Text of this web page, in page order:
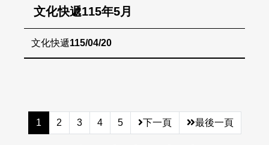
文化快遞115年5月
文化快遞115/04/20
1 2 3 4 5 下一頁 最後一頁